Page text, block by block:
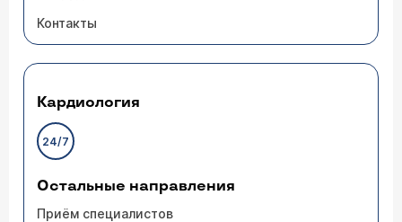
Контакты
Кардиология
24/7
Остальные направления
Приём специалистов